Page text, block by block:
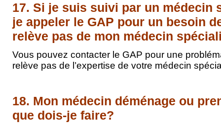
17. Si je suis suivi par un médecin
je appeler le GAP pour un besoin
relève pas de mon médecin
Vous pouvez contacter le GAP pour une
relève pas de l’expertise de votre médecin
18. Mon médecin déménage ou
que dois-je faire?